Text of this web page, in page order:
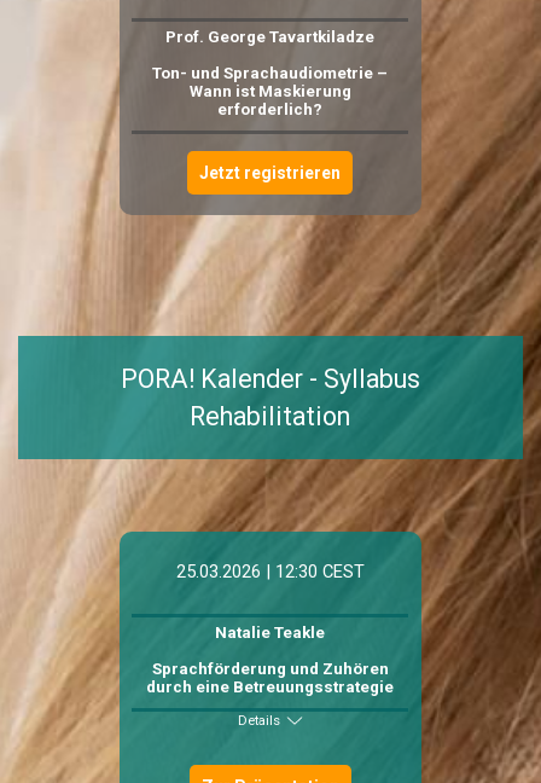
Prof. George Tavartkiladze
Ton- und Sprachaudiometrie –
Wann ist Maskierung
erforderlich?
Jetzt registrieren
PORA! Kalender - Syllabus
Rehabilitation
25.03.2026 | 12:30 CEST
Natalie Teakle
Sprachförderung und Zuhören
durch eine Betreuungsstrategie
Details